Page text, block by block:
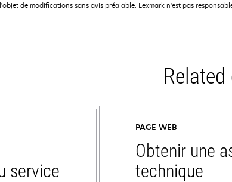
de modifications sans avis préalable. Lexmark n'est pas
service
PAGE WEB
Obtenir une
technique